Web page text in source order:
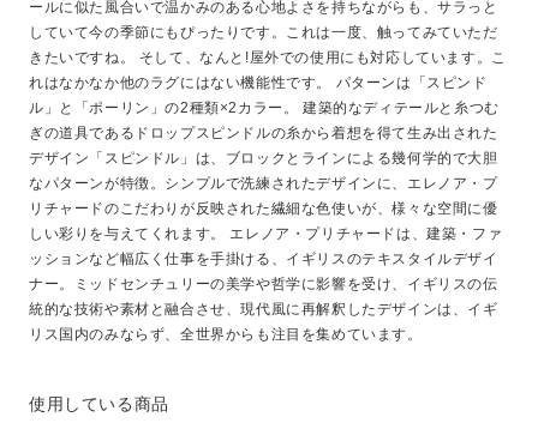
ールに似た風合いで温かみのある心地よさを持ちながらも、サラっと
していて今の季節にもぴったりです。これは一度、触ってみていただ
きたいですね。 そして、なんと!屋外での使用にも対応しています。こ
れはなかなか他のラグにはない機能性です。 パターンは「スピンド
ル」と「ポーリン」の2種類×2カラー。 建築的なディテールと糸つむ
ぎの道具であるドロップスピンドルの糸から着想を得て生み出された
デザイン「スピンドル」は、ブロックとラインによる幾何学的で大胆
なパターンが特徴。シンプルで洗練されたデザインに、エレノア・プ
リチャードのこだわりが反映された繊細な色使いが、様々な空間に優
しい彩りを与えてくれます。 エレノア・プリチャードは、建築・ファ
ッションなど幅広く仕事を手掛ける、イギリスのテキスタイルデザイ
ナー。ミッドセンチュリーの美学や哲学に影響を受け、イギリスの伝
統的な技術や素材と融合させ、現代風に再解釈したデザインは、イギ
リス国内のみならず、全世界からも注目を集めています。
使用している商品